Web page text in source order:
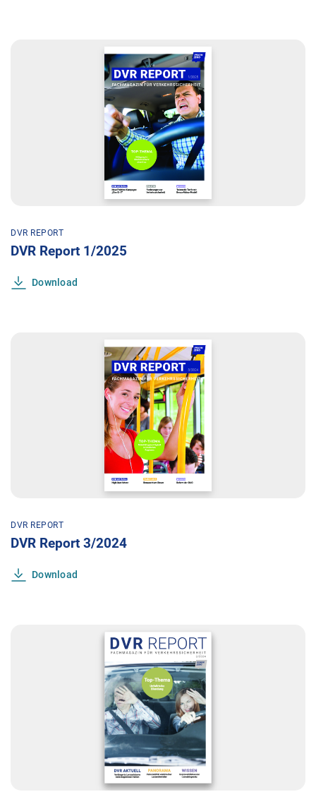
DVR REPORT
DVR Report 1/2025
Download
DVR REPORT
DVR Report 3/2024
Download